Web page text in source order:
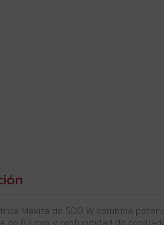
Makita de 500 W combina